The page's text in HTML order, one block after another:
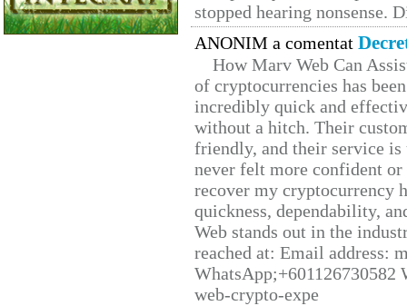
stopped hearing nonsense.
ANONIM a comentat
How Marv Web Can
of cryptocurrencies has
incredibly quick and
without a hitch. Their
friendly, and their service
never felt more confident
recover my cryptocurrency
quickness, dependability,
Web stands out in the
reached at: Email address:
web-crypto-expe